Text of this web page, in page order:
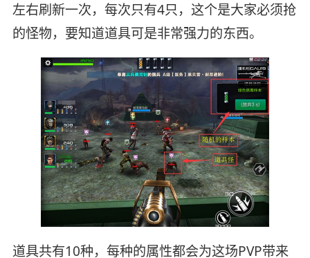
左右刷新一次，每次只有4只，这个是大家必须抢
的怪物，要知道道具可是非常强力的东西。
道具共有10种，每种的属性都会为这场PVP带来